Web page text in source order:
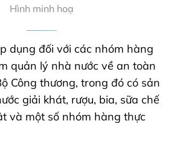
Hình minh hoạ
dụng đối với các nhóm hàng
quản lý nhà nước về an toàn
Công thương, trong đó có sản
giải khát, rượu, bia, sữa chế
và một số nhóm hàng thực